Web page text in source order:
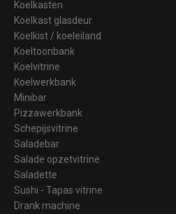
Koelkasten
Koelkast glasdeur
Koelkist / koeleiland
Koeltoonbank
Koelvitrine
Koelwerkbank
Minibar
Pizzawerkbank
Schepijsvitrine
Saladebar
Salade opzetvitrine
Saladette
Sushi - Tapas vitrine
Drank machine